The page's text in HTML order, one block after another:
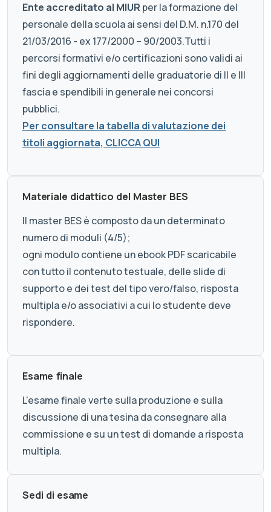
Ente accreditato al MIUR per la formazione del
personale della scuola ai sensi del D.M. n.170 del
21/03/2016 - ex 177/2000 – 90/2003.Tutti i
percorsi formativi e/o certificazioni sono validi ai
fini degli aggiornamenti delle graduatorie di II e III
fascia e spendibili in generale nei concorsi
pubblici.
Per consultare la tabella di valutazione dei
titoli aggiornata, CLICCA QUI
Materiale didattico del Master BES
Il master BES è composto da un determinato
numero di moduli (4/5);
ogni modulo contiene un ebook PDF scaricabile
con tutto il contenuto testuale, delle slide di
supporto e dei test del tipo vero/falso, risposta
multipla e/o associativi a cui lo studente deve
rispondere.
Esame finale
L'esame finale verte sulla produzione e sulla
discussione di una tesina da consegnare alla
commissione e su un test di domande a risposta
multipla.
Sedi di esame